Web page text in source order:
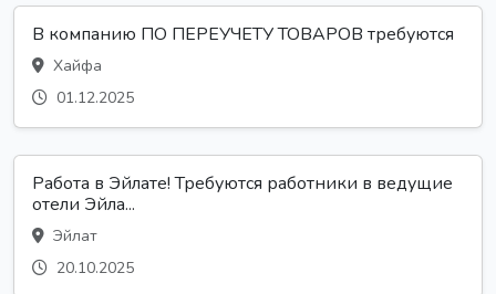
В компанию ПО ПЕРЕУЧЕТУ ТОВАРОВ требуются
Хайфа
01.12.2025
Работа в Эйлате! Требуются работники в ведущие
отели Эйла...
Эйлат
20.10.2025